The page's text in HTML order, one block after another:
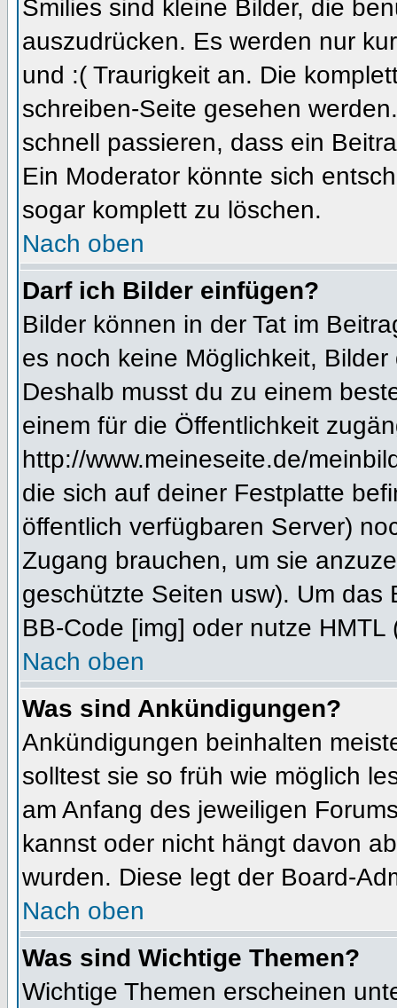
Smilies sind kleine Bilder, die
auszudrücken. Es werden nur
und :( Traurigkeit an. Die
schreiben-Seite gesehen
schnell passieren, dass ein
Ein Moderator könnte sich
sogar komplett zu löschen.
Nach oben
Darf ich Bilder einfügen?
Bilder können in der Tat im
es noch keine Möglichkeit,
Deshalb musst du zu einem
einem für die Öffentlichkeit
http://www.meineseite.de/
die sich auf deiner Festplatte
öffentlich verfügbaren Server)
Zugang brauchen, um sie
geschützte Seiten usw). Um
BB-Code [img] oder nutze HMTL
Nach oben
Was sind Ankündigungen?
Ankündigungen beinhalten
solltest sie so früh wie möglich
am Anfang des jeweiligen
kannst oder nicht hängt davon
wurden. Diese legt der Board-
Nach oben
Was sind Wichtige Themen?
Wichtige Themen erscheinen